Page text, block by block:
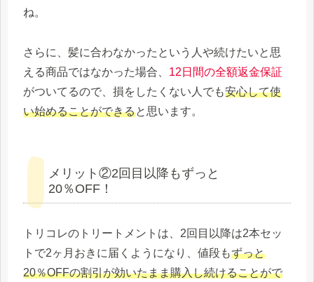
ね。
さらに、髪に合わなかったという人や続けたいと思
える商品ではなかった場合、 12日間の全額返金保証
がついてるので、損をしたくない人でも安心して使
い始めることができると思います。
メリット②2回目以降もずっと
20％OFF！
トリコレのトリートメントは、2回目以降は2本セッ
トで2ヶ月おきに届くようになり、値段もずっと
20％OFFの割引が効いたまま購入し続けることがで